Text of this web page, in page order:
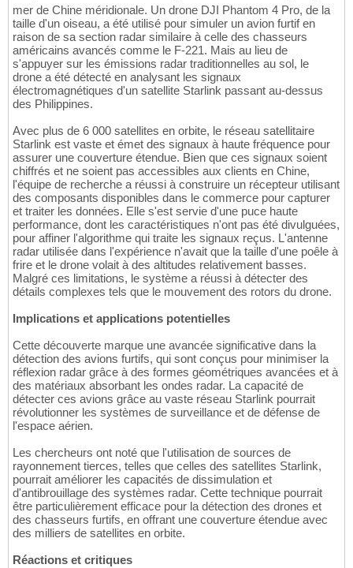
mer de Chine méridionale. Un drone DJI Phantom 4 Pro, de la
taille d'un oiseau, a été utilisé pour simuler un avion furtif en
raison de sa section radar similaire à celle des chasseurs
américains avancés comme le F-221. Mais au lieu de
s'appuyer sur les émissions radar traditionnelles au sol, le
drone a été détecté en analysant les signaux
électromagnétiques d'un satellite Starlink passant au-dessus
des Philippines.
Avec plus de 6 000 satellites en orbite, le réseau satellitaire
Starlink est vaste et émet des signaux à haute fréquence pour
assurer une couverture étendue. Bien que ces signaux soient
chiffrés et ne soient pas accessibles aux clients en Chine,
l'équipe de recherche a réussi à construire un récepteur utilisant
des composants disponibles dans le commerce pour capturer
et traiter les données. Elle s'est servie d'une puce haute
performance, dont les caractéristiques n'ont pas été divulguées,
pour affiner l'algorithme qui traite les signaux reçus. L'antenne
radar utilisée dans l'expérience n'avait que la taille d'une poêle à
frire et le drone volait à des altitudes relativement basses.
Malgré ces limitations, le système a réussi à détecter des
détails complexes tels que le mouvement des rotors du drone.
Implications et applications potentielles
Cette découverte marque une avancée significative dans la
détection des avions furtifs, qui sont conçus pour minimiser la
réflexion radar grâce à des formes géométriques avancées et à
des matériaux absorbant les ondes radar. La capacité de
détecter ces avions grâce au vaste réseau Starlink pourrait
révolutionner les systèmes de surveillance et de défense de
l'espace aérien.
Les chercheurs ont noté que l'utilisation de sources de
rayonnement tierces, telles que celles des satellites Starlink,
pourrait améliorer les capacités de dissimulation et
d'antibrouillage des systèmes radar. Cette technique pourrait
être particulièrement efficace pour la détection des drones et
des chasseurs furtifs, en offrant une couverture étendue avec
des milliers de satellites en orbite.
Réactions et critiques